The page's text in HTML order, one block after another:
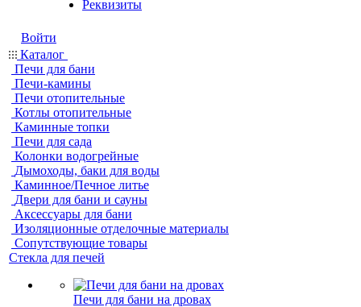
Реквизиты
Войти
Каталог
Печи для бани
Печи-камины
Печи отопительные
Котлы отопительные
Каминные топки
Печи для сада
Колонки водогрейные
Дымоходы, баки для воды
Каминное/Печное литье
Двери для бани и сауны
Аксессуары для бани
Изоляционные отделочные материалы
Сопутствующие товары
Стекла для печей
Печи для бани на дровах